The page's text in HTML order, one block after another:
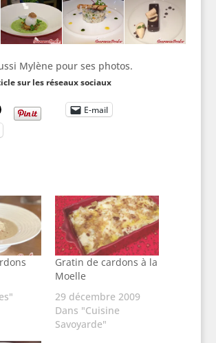
Mylène pour ses photos.
sur les réseaux sociaux
E-mail
Gratin de cardons à la
Moelle
29 décembre 2009
Dans "Cuisine
Savoyarde"